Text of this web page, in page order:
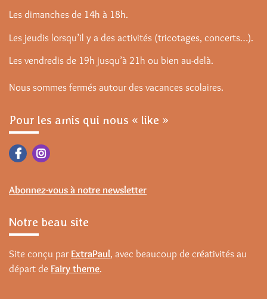
Les dimanches de 14h à 18h.
Les jeudis lorsqu’il y a des activités (tricotages, concerts…).
Les vendredis de 19h jusqu’à 21h ou bien au-delà.
Nous sommes fermés autour des vacances scolaires.
Pour les amis qui nous « like »
Abonnez-vous à notre newsletter
Notre beau site
Site conçu par ExtraPaul, avec beaucoup de créativités au
départ de Fairy theme.